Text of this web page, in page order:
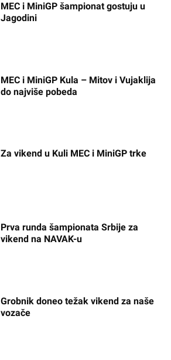
MEC i MiniGP šampionat gostuju u
Jagodini
MEC i MiniGP Kula – Mitov i Vujaklija
do najviše pobeda
Za vikend u Kuli MEC i MiniGP trke
Prva runda šampionata Srbije za
vikend na NAVAK-u
Grobnik doneo težak vikend za naše
vozače